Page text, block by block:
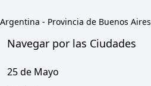
Argentina - Provincia de Buenos Aires
Navegar por las Ciudades
25 de Mayo